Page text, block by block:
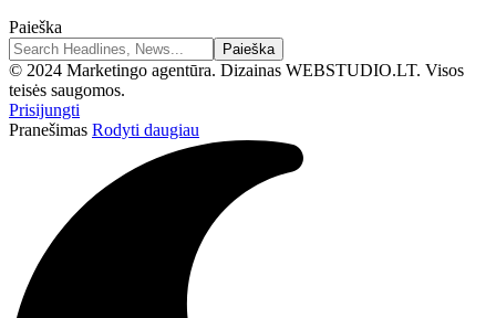
Paieška
© 2024 Marketingo agentūra. Dizainas WEBSTUDIO.LT. Visos
teisės saugomos.
Prisijungti
Pranešimas Rodyti daugiau